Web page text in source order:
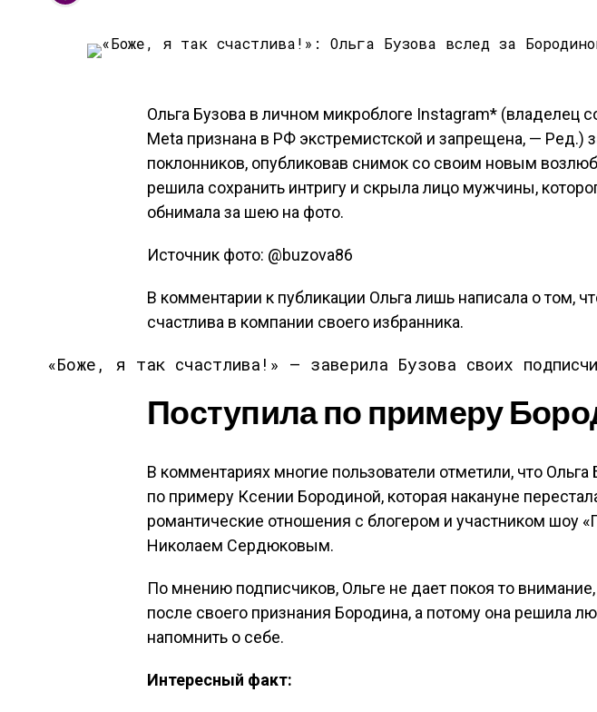
Ольга Бузова в личном микроблоге Instagram* (владелец
Meta признана в РФ экстремистской и запрещена, — Ред.)
поклонников, опубликовав снимок со своим новым
решила сохранить интригу и скрыла лицо мужчины,
обнимала за шею на фото.
Источник фото: @buzova86
В комментарии к публикации Ольга лишь написала о том,
счастлива в компании своего избранника.
«Боже, я так счастлива!» — заверила Бузова своих
Поступила по примеру
В комментариях многие пользователи отметили, что Ольга
по примеру Ксении Бородиной, которая накануне
романтические отношения с блогером и участником шоу
Николаем Сердюковым.
По мнению подписчиков, Ольге не дает покоя то
после своего признания Бородина, а потому она решила
напомнить о себе.
Интересный факт: